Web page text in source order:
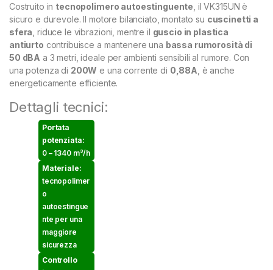
Costruito in tecnopolimero autoestinguente , il VK315UN è
sicuro e durevole. Il motore bilanciato, montato su cuscinetti a
sfera , riduce le vibrazioni, mentre il guscio in plastica
antiurto contribuisce a mantenere una bassa rumorosità di
50 dBA a 3 metri, ideale per ambienti sensibili al rumore. Con
una potenza di 200W e una corrente di 0,88A , è anche
energeticamente efficiente.
Dettagli tecnici:
Portata
potenziata:
0 – 1340 m³/h
Materiale:
tecnopolimer
o
autoestingue
nte per una
maggiore
sicurezza
Controllo